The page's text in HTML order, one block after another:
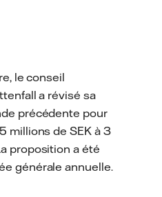
le conseil
a révisé sa
précédente pour
millions de SEK à 3
proposition a été
générale annuelle.